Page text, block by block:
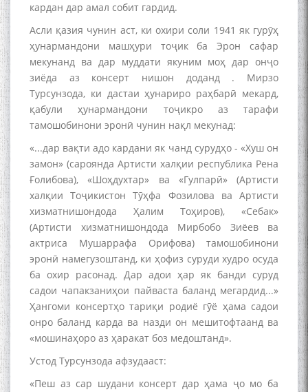
кардан дар амал собит гардид.
Асли қазия чунин аст, ки охири соли 1941 як гурӯҳ
ҳунармандони машҳури тоҷик ба Эрон сафар
мекунанд ва дар муддати якуним моҳ дар онҷо
зиёда аз консерт нишон доданд . Мирзо
Турсунзода, ки дастаи ҳунариро раҳбарӣ мекард,
қабули ҳунармандони тоҷикро аз тарафи
тамошобинони эронӣ чунин нақл мекунад:
«...дар вақти адо кардани як чанд сурудҳо - «Хуш он
замон» (сароянда Артисти халқии республика Рена
Ғолибова), «Шоҳдухтар» ва «Гулпарӣ» (Артисти
халқии Тоҷикистон Тӯҳфа Фозилова ва Артисти
хизматнишондода Ҳалим Тоҳиров), «Себак»
(Артисти хизматнишондода Мирбобо Зиёев ва
актриса Мушаррафа Орифова) тамошобинони
эронӣ намегузоштанд, ки ҳофиз суруди худро осуда
ба охир расонад. Дар адои ҳар як банди суруд
садои чапакзаниҳои пайваста баланд мегардид...»
Ҳангоми консертҳо тариқи родиё гӯё ҳама садои
онро баланд карда ва назди он мешитофтаанд ва
«мошинаҳоро аз ҳаракат боз медоштанд».
Устод Турсунзода афзудааст:
«Пеш аз сар шудани консерт дар ҳама ҷо мо ба